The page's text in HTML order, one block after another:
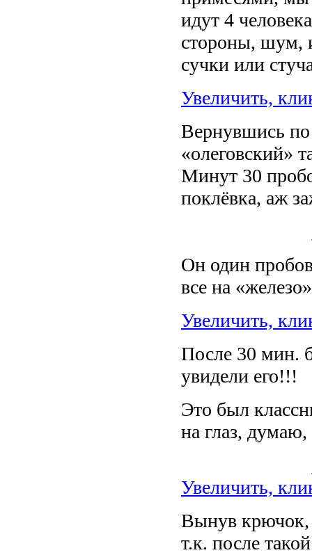
идут 4
стороны, шум,
сучки или
Увеличить,
Вернувшись
«олеговский»
Минут 30
поклёвка, аж
Он один
все на
Увеличить,
После 30 мин.
увидели его!!!
Это был
на глаз, думаю,
Увеличить,
Вынув крючок,
т.к. после